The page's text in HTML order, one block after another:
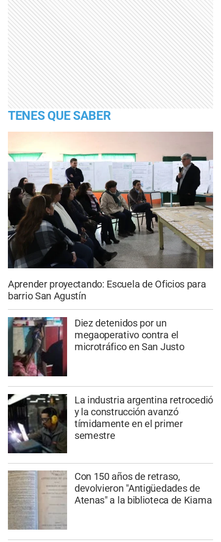
TENES QUE SABER
Aprender proyectando: Escuela de Oficios para
barrio San Agustín
Diez detenidos por un
megaoperativo contra el
microtráfico en San Justo
La industria argentina retrocedió
y la construcción avanzó
tímidamente en el primer
semestre
Con 150 años de retraso,
devolvieron "Antigüedades de
Atenas" a la biblioteca de Kiama